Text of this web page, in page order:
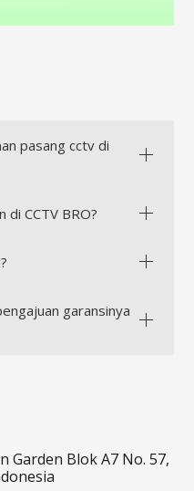
pasang cctv di
di CCTV BRO?
garansinya
Garden Blok A7 No. 57,